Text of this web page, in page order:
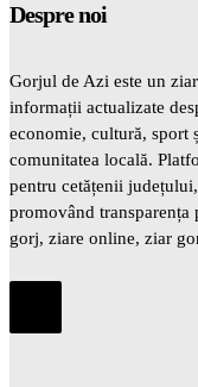
Despre noi
Gorjul de Azi este un
informații actualizate
economie, cultură, sport
comunitatea locală.
pentru cetățenii
promovând
gorj, ziare online, ziar